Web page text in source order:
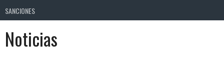
SANCIONES
Noticias